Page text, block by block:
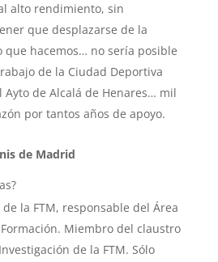
alto rendimiento, sin
que desplazarse de la
que hacemos… no sería posible
de la Ciudad Deportiva
Ayto de Alcalá de Henares… mil
por tantos años de apoyo.
de Madrid
la FTM, responsable del Área
Miembro del claustro
de la FTM. Sólo